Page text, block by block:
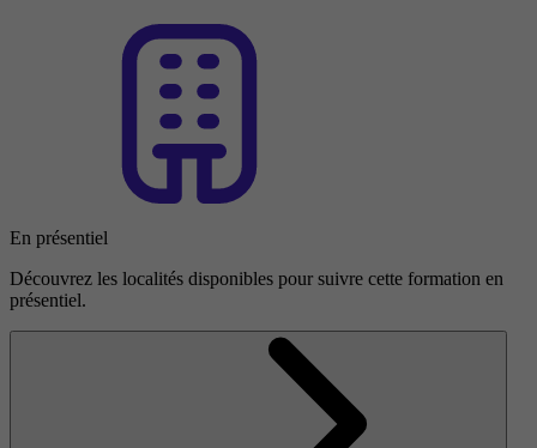
En présentiel
Découvrez les localités disponibles pour suivre cette formation en
présentiel.